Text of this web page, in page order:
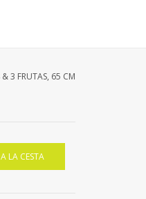
3 FRUTAS, 65 CM
LA CESTA